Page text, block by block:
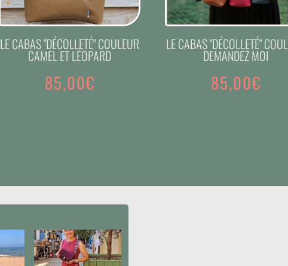
LE CABAS "DÉCOLLETÉ" COULEUR
CAMEL ET LÉOPARD
85,00€
LE CABAS "DÉCOLLETÉ"
DEMANDEZ MOI
85,00€